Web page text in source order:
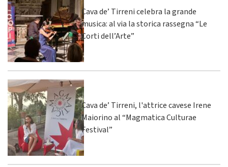
Cava de’ Tirreni celebra la grande
musica: al via la storica rassegna “Le
Corti dell’Arte”
Cava de’ Tirreni, l'attrice cavese Irene
Maiorino al “Magmatica Culturae
Festival”